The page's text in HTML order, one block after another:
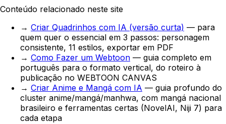
Conteúdo relacionado neste site
→ Criar Quadrinhos com IA (versão curta) — para
quem quer o essencial em 3 passos: personagem
consistente, 11 estilos, exportar em PDF
→ Como Fazer um Webtoon — guia completo em
português para o formato vertical, do roteiro à
publicação no WEBTOON CANVAS
→ Criar Anime e Mangá com IA — guia profundo do
cluster anime/mangá/manhwa, com mangá nacional
brasileiro e ferramentas certas (NovelAI, Niji 7) para
cada etapa